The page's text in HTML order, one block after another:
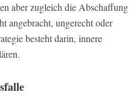
aber zugleich die Abschaffung
angebracht, ungerecht oder
besteht darin, innere